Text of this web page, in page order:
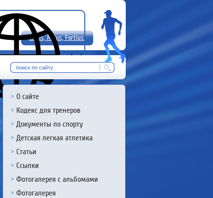
Citius, Altius, Fortius!
RU
О сайте
Кодекс для тренеров
Документы по спорту
Детская легкая атлетика
Статьи
Ссылки
Фотогалерея с альбомами
Фотогалерея